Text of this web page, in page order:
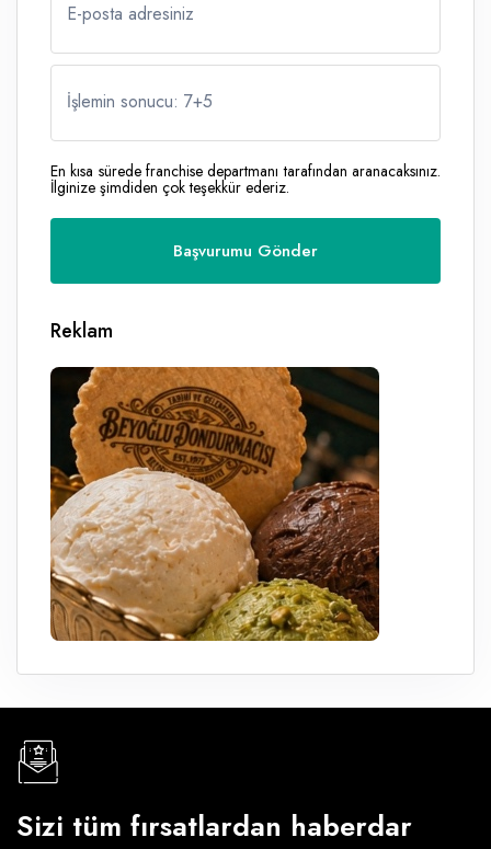
E-posta adresiniz
İşlemin sonucu: 7+5
En kısa sürede franchise departmanı tarafından aranacaksınız.
İlginize şimdiden çok teşekkür ederiz.
Reklam
Sizi tüm fırsatlardan haberdar